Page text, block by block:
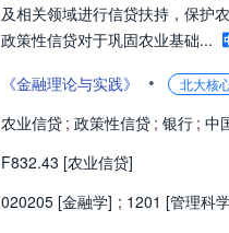
及相关领域进行信贷扶持，保护
政策性信贷对于巩固农业基础...
《金融理论与实践》 • 北大核
农业信贷 ; 政策性信贷 ; 银行 ; 中
F832.43 [农业信贷]
020205 [金融学] ; 1201 [管理科